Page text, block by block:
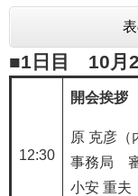
■1日目 10月
12:30
開会挨拶
原 克彦（
事務局 審
小安 重夫